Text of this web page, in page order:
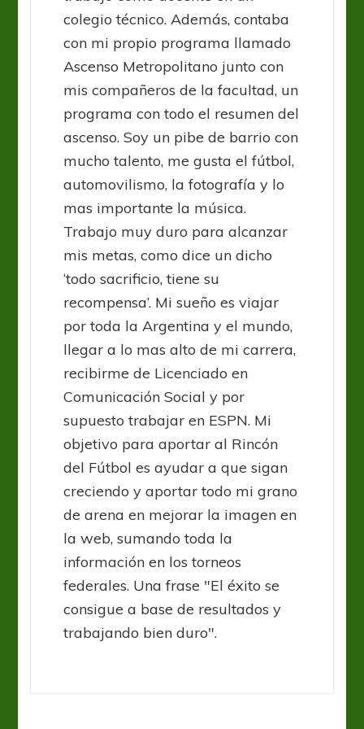
colegio técnico. Además, contaba
con mi propio programa llamado
Ascenso Metropolitano junto con
mis compañeros de la facultad, un
programa con todo el resumen del
ascenso. Soy un pibe de barrio con
mucho talento, me gusta el fútbol,
automovilismo, la fotografía y lo
mas importante la música.
Trabajo muy duro para alcanzar
mis metas, como dice un dicho
‘todo sacrificio, tiene su
recompensa’. Mi sueño es viajar
por toda la Argentina y el mundo,
llegar a lo mas alto de mi carrera,
recibirme de Licenciado en
Comunicación Social y por
supuesto trabajar en ESPN. Mi
objetivo para aportar al Rincón
del Fútbol es ayudar a que sigan
creciendo y aportar todo mi grano
de arena en mejorar la imagen en
la web, sumando toda la
información en los torneos
federales. Una frase "El éxito se
consigue a base de resultados y
trabajando bien duro".